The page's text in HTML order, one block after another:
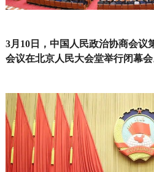
3月10日，中国人民政治协商会议
会议在北京人民大会堂举行闭幕会